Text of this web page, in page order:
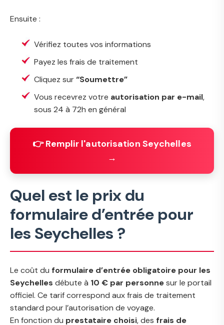
Ensuite :
Vérifiez toutes vos informations
Payez les frais de traitement
Cliquez sur“Soumettre”
Vous recevrez votre autorisation par e-mail,
sous 24 à 72h en général
👉 Remplir l'autorisation Seychelles
→
Quel est le prix du
formulaire d’entrée pour
les Seychelles ?
Le coût du formulaire d’entrée obligatoire pour les
Seychelles débute à 10 € par personnesur le portail
officiel. Ce tarif correspond aux frais de traitement
standard pour l’autorisation de voyage.
En fonction du prestataire choisi, des frais de